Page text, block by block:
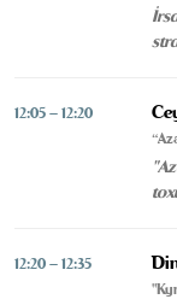
12:05 – 12:20
12:20 – 12:35